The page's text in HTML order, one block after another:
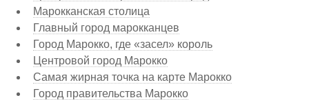
Марокканская столица
Главный город марокканцев
Город Марокко, где «засел» король
Центровой город Марокко
Самая жирная точка на карте Марокко
Город правительства Марокко